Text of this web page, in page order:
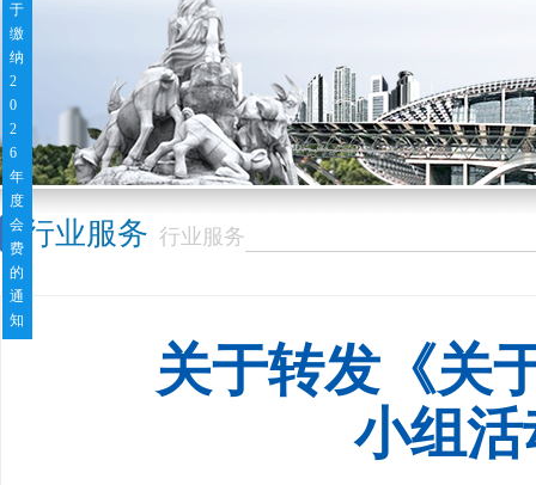
行业服务 行业服务
关于转发《关
小组
于
缴
纳
2
0
2
6
年
度
会
费
的
通
知